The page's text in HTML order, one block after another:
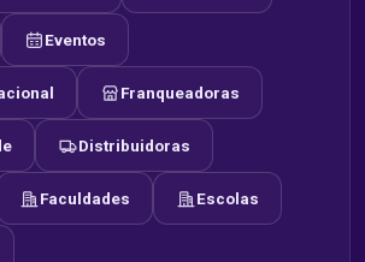
Eventos
Franqueadoras
Distribuidoras
Faculdades Escolas